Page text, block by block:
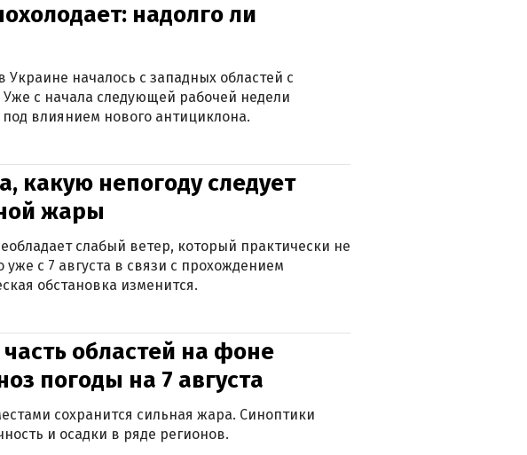
надолго ли
началось с западных областей с
с начала следующей рабочей недели
влиянием нового антициклона.
какую непогоду следует
жары
слабый ветер, который практически не
с 7 августа в связи с прохождением
обстановка изменится.
областей на фоне
погоды на 7 августа
сохранится сильная жара. Синоптики
и осадки в ряде регионов.